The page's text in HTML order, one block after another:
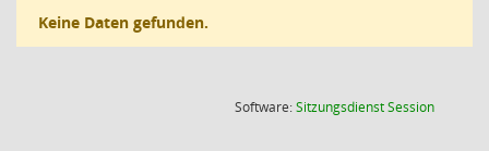
Keine Daten gefunden.
Software:SitzungsdienstSession(Wird in